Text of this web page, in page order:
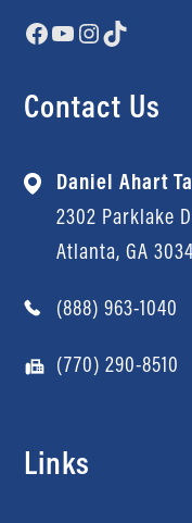
Facebook
YouTube
Instagram
TikTok
Contact Us
Daniel Ahart
2302 Parklake
Atlanta, GA
(888) 963-1040
(770) 290-8510
Links